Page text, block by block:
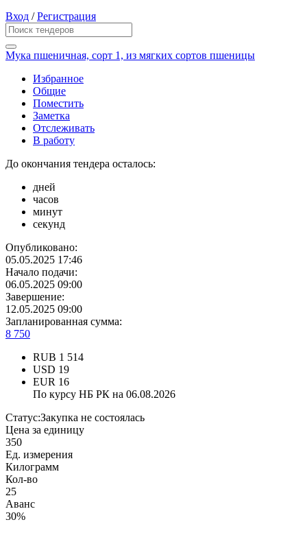
Вход /Регистрация
Мука пшеничная, сорт 1, из мягких сортов пшеницы
Избранное
Общие
Поместить
Заметка
Отслеживать
В работу
До окончания тендера осталось:
дней
часов
минут
секунд
Опубликовано:
05.05.2025 17:46
Начало подачи:
06.05.2025 09:00
Завершение:
12.05.2025 09:00
Запланированная сумма:
8 750
RUB 1 514
USD 19
EUR 16
По курсу НБ РК на 06.08.2026
Статус:Закупка не состоялась
Цена за единицу
350
Ед. измерения
Килограмм
Кол-во
25
Аванс
30%